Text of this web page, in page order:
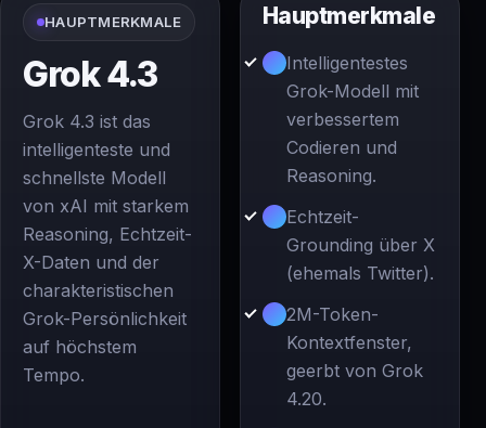
HAUPTMERKMALE
Grok 4.3
Grok 4.3 ist das
intelligenteste und
schnellste Modell
von xAI mit starkem
Reasoning, Echtzeit-
X-Daten und der
charakteristischen
Grok-Persönlichkeit
auf höchstem
Tempo.
Hauptmerkmale
Intelligentestes
Grok-Modell mit
verbessertem
Codieren und
Reasoning.
Echtzeit-
Grounding über X
(ehemals Twitter).
2M-Token-
Kontextfenster,
geerbt von Grok
4.20.